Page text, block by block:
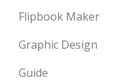
Flipbook Maker
Graphic Design
Guide